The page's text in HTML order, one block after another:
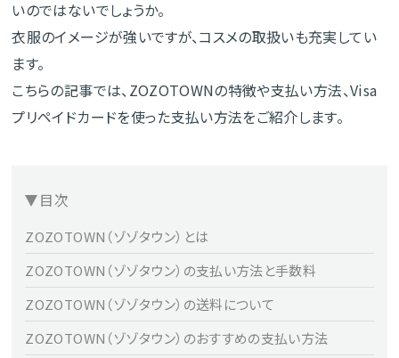
いのではないでしょうか。
衣服のイメージが強いですが、コスメの取扱いも充実してい
ます。
こちらの記事では、ZOZOTOWNの特徴や支払い方法、Visa
プリペイドカードを使った支払い方法をご紹介します。
目次
ZOZOTOWN（ゾゾタウン）とは
ZOZOTOWN（ゾゾタウン）の支払い方法と手数料
ZOZOTOWN（ゾゾタウン）の送料について
ZOZOTOWN（ゾゾタウン）のおすすめの支払い方法